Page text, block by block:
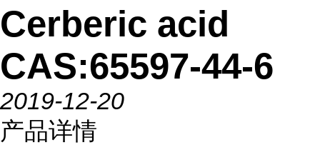
Cerberic acid
CAS:65597-44-6
2019-12-20
产品详情